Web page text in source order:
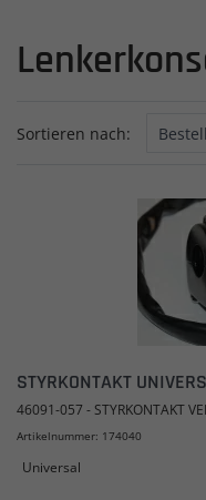
Sortieren nach:
STYRKONTAKT
46091-057 - STYRKONTAKT
Artikelnummer: 174040
Universal